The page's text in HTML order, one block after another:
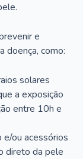
e
doença, como:
solares
a exposição
entre 10h e
ou acessórios
direto da pele